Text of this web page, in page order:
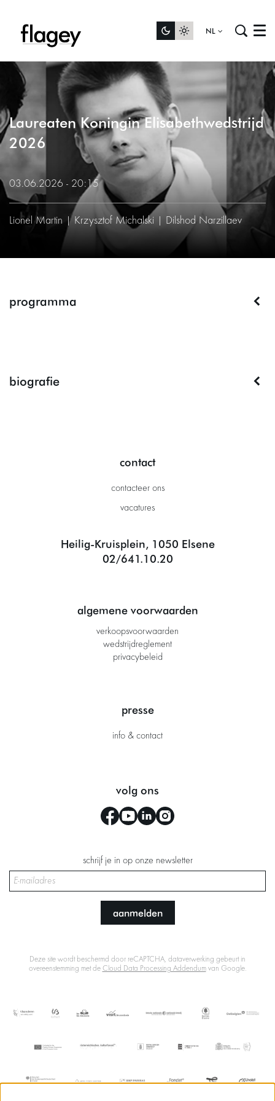
NL Menu
Laureaten Koningin Elisabethwedstrijd
2026
03.06.2026 - 20:15
Lionel Martin | Krzysztof Michalski | Dilshod Narzillaev
programma
biografie
contact
contacteer ons
vacatures
Heilig-Kruisplein, 1050 Elsene
02/641.10.20
algemene voorwaarden
verkoopsvoorwaarden
wedstrijdreglement
privacybeleid
presse
info & contact
volg ons
schrijf je in op onze newsletter
aanmelden
Deze site wordt beschermd door reCAPTCHA, dataverwerking gebeurt in
overeenstemming met de Cloud Data Processing Addendumvan Google.